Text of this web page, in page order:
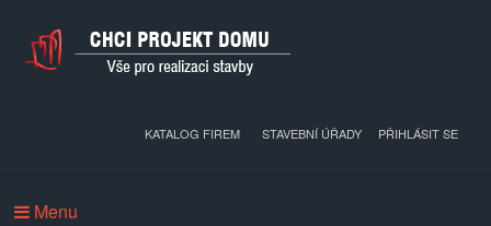
PŘIHLÁSIT SE
KATALOG FIREM STAVEBNÍ ÚŘADY
Menu